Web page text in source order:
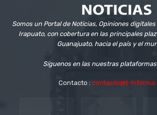
Somos un Portal de Noticias, Opiniones
Irapuato, con cobertura en las principales
Guanajuato, hacia el país y el
Síguenos en las nuestras
Contacto : contacto@t-